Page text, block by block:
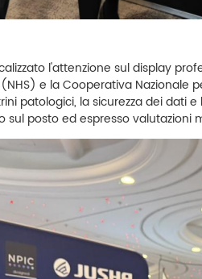
l'attenzione sul display
e la Cooperativa
patologici, la sicurezza dei dati
posto ed espresso valutazioni